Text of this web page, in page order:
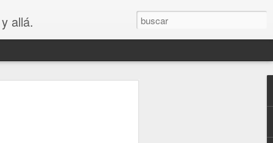
allá.